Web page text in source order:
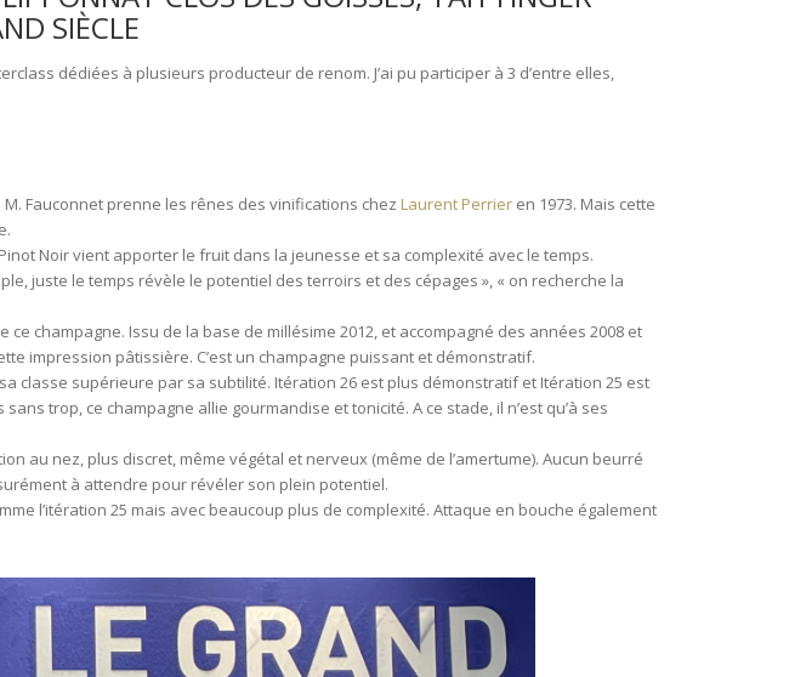
SIÈCLE
dédiées à plusieurs producteur de renom. J’ai pu participer à 3 d’entre elles,
Fauconnet prenne les rênes des vinifications chez Laurent Perrier en 1973. Mais cette
Noir vient apporter le fruit dans la jeunesse et sa complexité avec le temps.
juste le temps révèle le potentiel des terroirs et des cépages », « on recherche la
champagne. Issu de la base de millésime 2012, et accompagné des années 2008 et
impression pâtissière. C’est un champagne puissant et démonstratif.
classe supérieure par sa subtilité. Itération 26 est plus démonstratif et Itération 25 est
trop, ce champagne allie gourmandise et tonicité. A ce stade, il n’est qu’à ses
au nez, plus discret, même végétal et nerveux (même de l’amertume). Aucun beurré
à attendre pour révéler son plein potentiel.
l’itération 25 mais avec beaucoup plus de complexité. Attaque en bouche également